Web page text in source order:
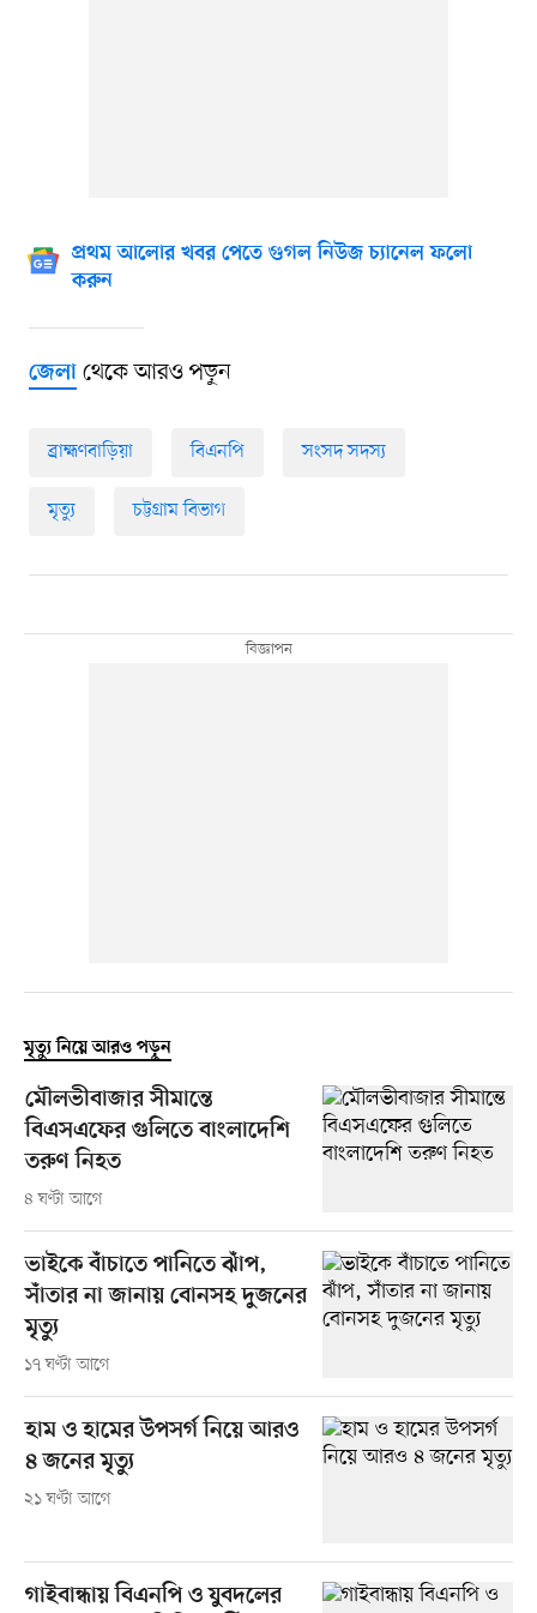
প্রথম আলোর খবর পেতে গুগল নিউজ চ্যানেল ফলো
করুন
জেলাথেকে আরও পড়ুন
ব্রাহ্মণবাড়িয়া বিএনপি সংসদ সদস্য
মৃত্যু চট্টগ্রাম বিভাগ
মৃত্যু নিয়ে আরও পড়ুন
মৌলভীবাজার সীমান্তে
বিএসএফের গুলিতে বাংলাদেশি
তরুণ নিহত
৪ ঘণ্টা আগে
ভাইকে বাঁচাতে পানিতে ঝাঁপ,
সাঁতার না জানায় বোনসহ দুজনের
মৃত্যু
১৭ ঘণ্টা আগে
হাম ও হামের উপসর্গ নিয়ে আরও
৪ জনের মৃত্যু
২১ ঘণ্টা আগে
গাইবান্ধায় বিএনপি ও যুবদলের